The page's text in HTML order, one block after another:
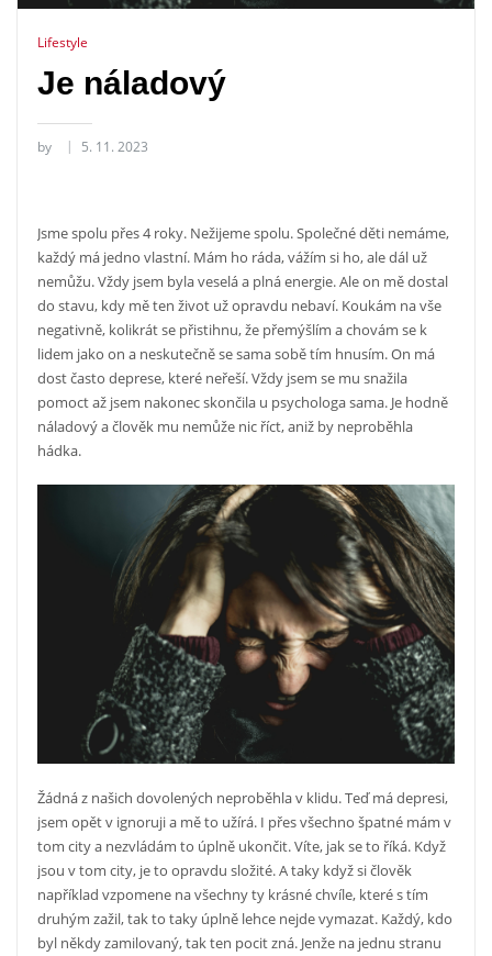
Lifestyle
Je náladový
by 5. 11. 2023
Jsme spolu přes 4 roky. Nežijeme spolu. Společné děti nemáme,
každý má jedno vlastní. Mám ho ráda, vážím si ho, ale dál už
nemůžu. Vždy jsem byla veselá a plná energie. Ale on mě dostal
do stavu, kdy mě ten život už opravdu nebaví. Koukám na vše
negativně, kolikrát se přistihnu, že přemýšlím a chovám se k
lidem jako on a neskutečně se sama sobě tím hnusím. On má
dost často deprese, které neřeší. Vždy jsem se mu snažila
pomoct až jsem nakonec skončila u psychologa sama. Je hodně
náladový a člověk mu nemůže nic říct, aniž by neproběhla
hádka.
Žádná z našich dovolených neproběhla v klidu. Teď má depresi,
jsem opět v ignoruji a mě to užírá. I přes všechno špatné mám v
tom city a nezvládám to úplně ukončit. Víte, jak se to říká. Když
jsou v tom city, je to opravdu složité. A taky když si člověk
například vzpomene na všechny ty krásné chvíle, které s tím
druhým zažil, tak to taky úplně lehce nejde vymazat. Každý, kdo
byl někdy zamilovaný, tak ten pocit zná. Jenže na jednu stranu